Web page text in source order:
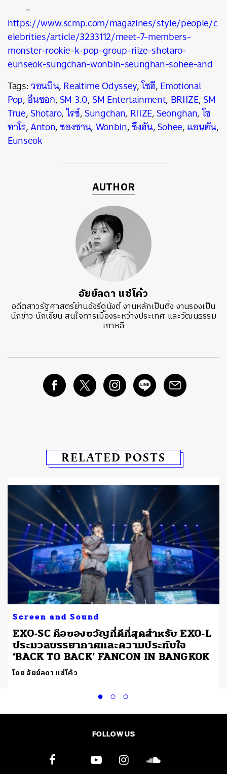
–
https://www.scmp.com/magazines/style/people/c
elebrities/article/3233112/meet-7-members-
monster-rookie-k-pop-group-riize-shotaro-
eunseok-sungchan-wonbin-seunghan-sohee-and
Tags:วอนบิน,Realtime Odyssey,โซฮี,Emotional
Pop,อึนซอก,SM 3.0,SM Entertainment, BRIIZE,SM
True,Shotaro,ไรซ์,Sungchan, RIIZE,Seonghan,โช
ทาโร,Anton,ชองซาน,Wonbin,ซึงฮัน,Sohee,แอนตัน,
Eunseok
AUTHOR
อัยย์ลดา แซ่โค้ว
อดีตสาวรัฐศาสตร์ย่านอังรีดูนังต์ งานหลักเป็นติ่ง งานรองเป็น
นักข่าว นักเขียน สนใจการเมืองระหว่างประเทศ และวัฒนธรรม
เกาหลี
RELATED POSTS
Screen and Sound
EXO-SC คือของขวัญที่ดีที่สุดสำหรับ EXO-L
ประมวลบรรยากาศและความประทับใจ
‘BACK TO BACK’ FANCON IN BANGKOK
โดย อัยย์ลดา แซ่โค้ว
FOLLOW US